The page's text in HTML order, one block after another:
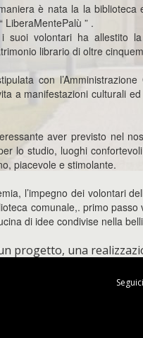
è nata la la
LiberaMentePalù ” .
i suoi volontari ha allestito
librario di oltre
con
a manifestazioni culturali
aver previsto nel
lo studio, luoghi
piacevole e stimolante.
l’impegno dei volontari
comunale,. primo
di idee condivise nella
progetto, una